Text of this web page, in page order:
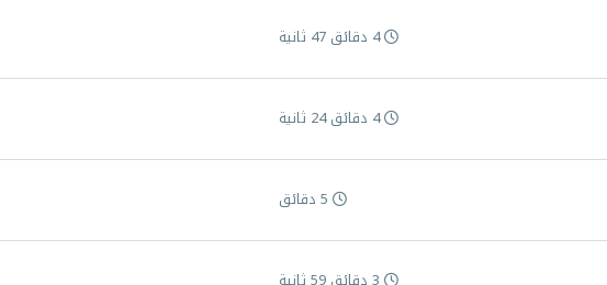
4 دقائق 47 ثانية
4 دقائق 24 ثانية